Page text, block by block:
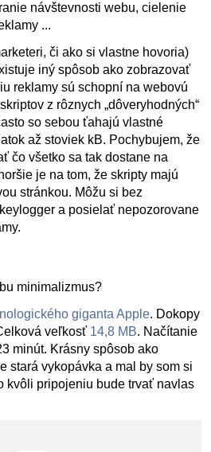
návštevnosti webu, cielenie
...
či ako si vlastne hovoria)
iný spôsob ako zobrazovať
reklamy sú schopní na webovú
z rôznych „dôveryhodných“
so sebou ťahajú vlastné
až stoviek kB. Pochybujem, že
čo všetko sa tak dostane na
je na tom, že skripty majú
stránkou. Môžu si bez
a posielať nepozorovane
minimalizmus?
giganta Apple. Dokopy
veľkosť 14,8 MB. Načítanie
minút. Krásny spôsob ako
stará vykopávka a mal by som si
kvôli pripojeniu bude trvať navlas